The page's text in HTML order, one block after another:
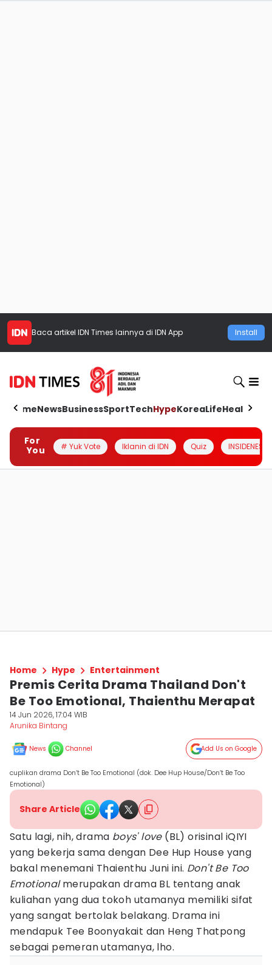
Baca artikel IDN Times lainnya di IDN App Install
HomeNewsBusinessSportTechHypeKoreaLifeHealth
For
You
# Yuk Vote Iklanin di IDN Quiz INSIDENESIA
Home Hype Entertainment
Premis Cerita Drama Thailand Don't
Be Too Emotional, Thaienthu Merapat
14 Jun 2026, 17:04 WIB
Arunika Bintang
News Channel Add Us on Google
cuplikan drama Don’t Be Too Emotional (dok. Dee Hup House/Don’t Be Too
Emotional)
Share Article
Satu lagi, nih, drama boys' love (BL) orisinal iQIYI
yang bekerja sama dengan Dee Hup House yang
bakal menemani Thaienthu Juni ini. Don't Be Too
Emotionalmerupakan drama BL tentang anak
kuliahan yang dua tokoh utamanya memiliki sifat
yang sangat bertolak belakang. Drama ini
mendapuk Tee Boonyakait dan Heng Thatpong
sebagai pemeran utamanya, lho.